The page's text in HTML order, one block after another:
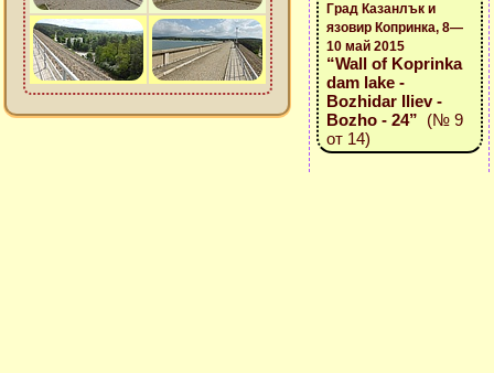
Град Казанлък и
язовир Копринка, 8—
10 май 2015
“Wall of Koprinka
dam lake -
Bozhidar Iliev -
Bozho - 24” (№ 9
от 14)